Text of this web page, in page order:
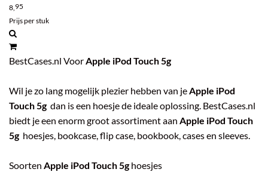
8,95
Prijs per stuk
BestCases.nl VoorApple iPod Touch 5g
Wil je zo lang mogelijk plezier hebben van jeApple iPod
Touch 5g dan is een hoesje de ideale oplossing. BestCases.nl
biedt je een enorm groot assortiment aan Apple iPod Touch
5g hoesjes, bookcase, flip case, bookbook, cases en sleeves.
Soorten Apple iPod Touch 5ghoesjes